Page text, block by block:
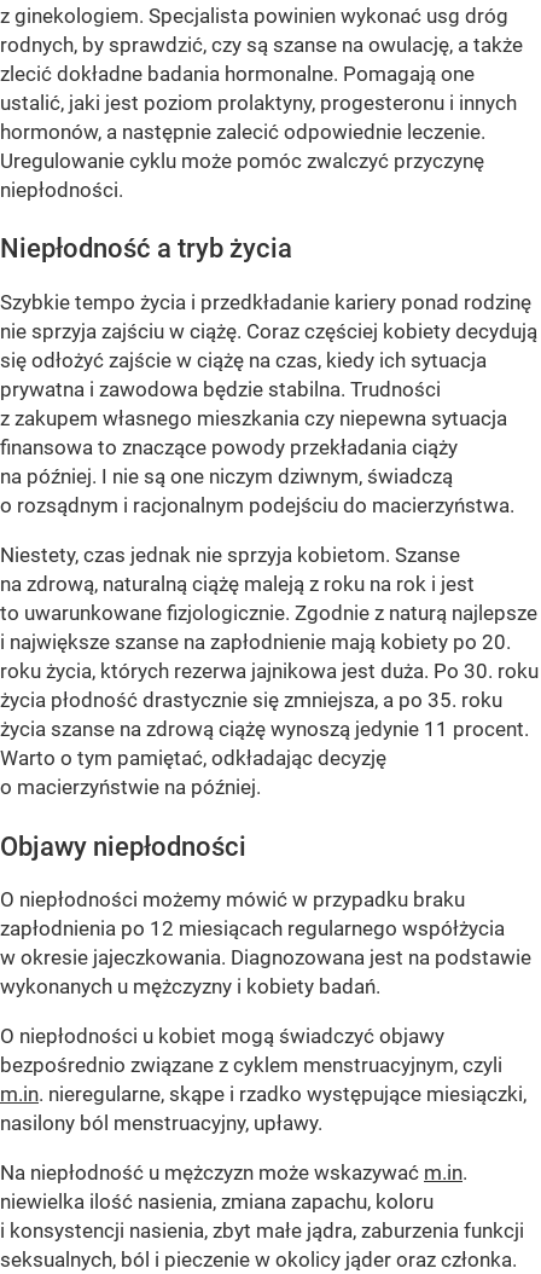
z ginekologiem. Specjalista powinien wykonać usg dróg
rodnych, by sprawdzić, czy są szanse na owulację, a także
zlecić dokładne badania hormonalne. Pomagają one
ustalić, jaki jest poziom prolaktyny, progesteronu i innych
hormonów, a następnie zalecić odpowiednie leczenie.
Uregulowanie cyklu może pomóc zwalczyć przyczynę
niepłodności.
Niepłodność a tryb życia
Szybkie tempo życia i przedkładanie kariery ponad rodzinę
nie sprzyja zajściu w ciążę. Coraz częściej kobiety decydują
się odłożyć zajście w ciążę na czas, kiedy ich sytuacja
prywatna i zawodowa będzie stabilna. Trudności
z zakupem własnego mieszkania czy niepewna sytuacja
finansowa to znaczące powody przekładania ciąży
na później. I nie są one niczym dziwnym, świadczą
o rozsądnym i racjonalnym podejściu do macierzyństwa.
Niestety, czas jednak nie sprzyja kobietom. Szanse
na zdrową, naturalną ciążę maleją z roku na rok i jest
to uwarunkowane fizjologicznie. Zgodnie z naturą najlepsze
i największe szanse na zapłodnienie mają kobiety po 20.
roku życia, których rezerwa jajnikowa jest duża. Po 30. roku
życia płodność drastycznie się zmniejsza, a po 35. roku
życia szanse na zdrową ciążę wynoszą jedynie 11 procent.
Warto o tym pamiętać, odkładając decyzję
o macierzyństwie na później.
Objawy niepłodności
O niepłodności możemy mówić w przypadku braku
zapłodnienia po 12 miesiącach regularnego współżycia
w okresie jajeczkowania. Diagnozowana jest na podstawie
wykonanych u mężczyzny i kobiety badań.
O niepłodności u kobiet mogą świadczyć objawy
bezpośrednio związane z cyklem menstruacyjnym, czyli
m.in. nieregularne, skąpe i rzadko występujące miesiączki,
nasilony ból menstruacyjny, upławy.
Na niepłodność u mężczyzn może wskazywać m.in.
niewielka ilość nasienia, zmiana zapachu, koloru
i konsystencji nasienia, zbyt małe jądra, zaburzenia funkcji
seksualnych, ból i pieczenie w okolicy jąder oraz członka.